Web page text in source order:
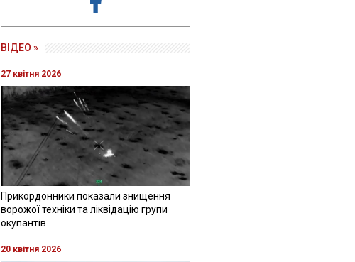
ВІДЕО »
27 квітня 2026
Прикордонники показали знищення
ворожої техніки та ліквідацію групи
окупантів
20 квітня 2026